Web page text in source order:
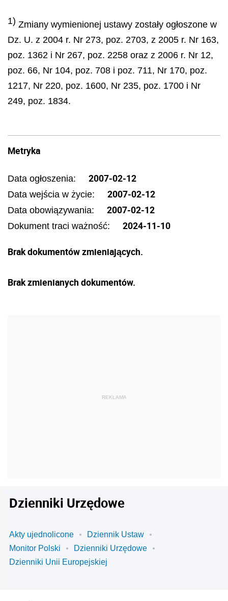
1) Zmiany wymienionej ustawy zostały ogłoszone w
Dz. U. z 2004 r. Nr 273, poz. 2703, z 2005 r. Nr 163,
poz. 1362 i Nr 267, poz. 2258 oraz z 2006 r. Nr 12,
poz. 66, Nr 104, poz. 708 i poz. 711, Nr 170, poz.
1217, Nr 220, poz. 1600, Nr 235, poz. 1700 i Nr
249, poz. 1834.
Metryka
Data ogłoszenia: 2007-02-12
Data wejścia w życie: 2007-02-12
Data obowiązywania: 2007-02-12
Dokument traci ważność: 2024-11-10
Brak dokumentów zmieniających.
Brak zmienianych dokumentów.
Dzienniki Urzędowe
Akty ujednolicone
Dziennik Ustaw
Monitor Polski
Dzienniki Urzędowe
Dzienniki Unii Europejskiej